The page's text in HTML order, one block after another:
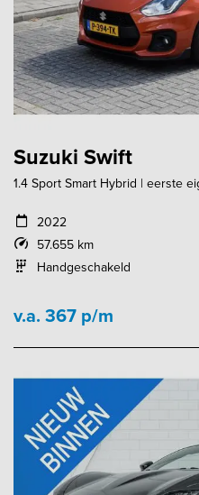
Suzuki Swift
1.4 Sport Smart Hybrid | eerste
2022
57.655 km
Handgeschakeld
v.a. 367 p/m